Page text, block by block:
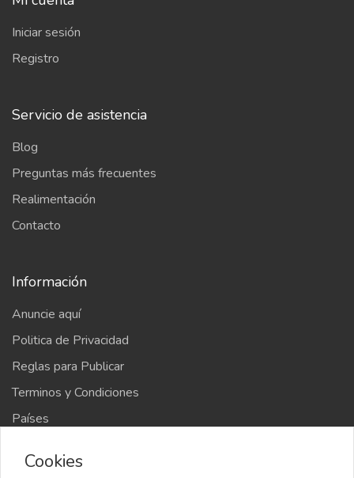
Iniciar sesión
Registro
Servicio de asistencia
Blog
Preguntas más frecuentes
Realimentación
Contacto
Información
Anuncie aquí
Politica de Privacidad
Reglas para Publicar
Terminos y Condiciones
Países
Cookies